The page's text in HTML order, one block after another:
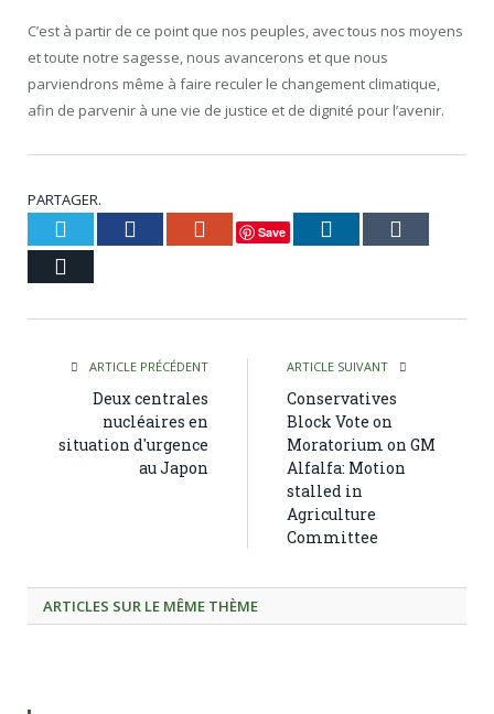
C’est à partir de ce point que nos peuples, avec tous nos moyens
et toute notre sagesse, nous avancerons et que nous
parviendrons même à faire reculer le changement climatique,
afin de parvenir à une vie de justice et de dignité pour l’avenir.
PARTAGER.
Twitter Facebook Google+
Save LinkedIn
ARTICLE PRÉCÉDENT
Deux centrales
nucléaires en
situation d'urgence
au Japon
ARTICLE SUIVANT
Conservatives
Block Vote on
Moratorium on GM
Alfalfa: Motion
stalled in
Agriculture
Committee
ARTICLES SUR LE MÊME THÈME